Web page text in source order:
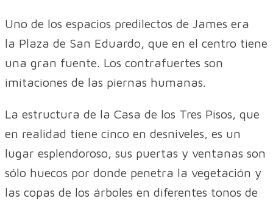
Uno de los espacios predilectos de James era
la Plaza de San Eduardo, que en el centro tiene
una gran fuente. Los contrafuertes son
imitaciones de las piernas humanas.
La estructura de la Casa de los Tres Pisos, que
en realidad tiene cinco en desniveles, es un
lugar esplendoroso, sus puertas y ventanas son
sólo huecos por donde penetra la vegetación y
las copas de los árboles en diferentes tonos de